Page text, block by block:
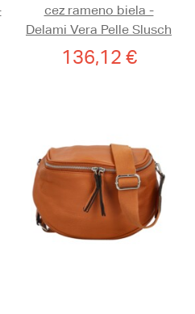
cez rameno biela -
Delami Vera Pelle Slusch
136,12 €